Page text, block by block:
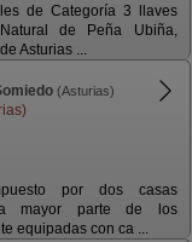
de Categoría 3 llaves
de Peña Ubiña,
Asturias ...
(Asturias)
por dos casas
la mayor parte de los
equipadas con ca ...